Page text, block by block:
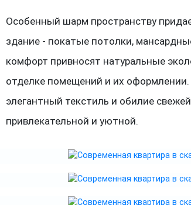
Особенный шарм пространству
здание - покатые потолки,
комфорт привносят натуральные
отделке помещений и их
элегантный текстиль и обилие
привлекательной и уютной.